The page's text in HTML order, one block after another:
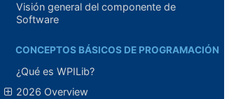
Visión general del componente de
Software
CONCEPTOS BÁSICOS DE PROGRAMACIÓN
¿Qué es WPILib?
2026 Overview